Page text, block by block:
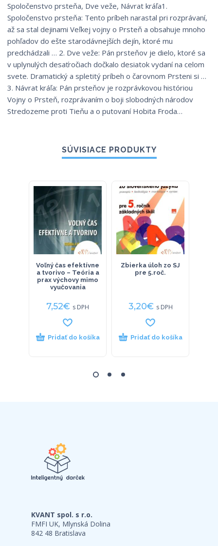
Spoločenstvo prsteňa, Dve veže, Návrat kráľa1.
Spoločenstvo prsteňa: Tento príbeh narastal pri rozprávaní,
až sa stal dejinami Veľkej vojny o Prsteň a obsahuje mnoho
pohľadov do ešte starodávnejších dejín, ktoré mu
predchádzali … 2. Dve veže: Pán prsteňov je dielo, ktoré sa
v uplynulých desaťročiach dočkalo desiatok vydaní na celom
svete. Dramatický a spletitý príbeh o čarovnom Prsteni si …
3. Návrat kráľa: Pán prsteňov je rozprávkovou históriou
Vojny o Prsteň, rozprávaním o boji slobodných národov
Stredozeme proti Tieňu a o putovaní Hobita Froda…
SÚVISIACE PRODUKTY
Voľný čas efektívne
a tvorivo – Teória a
prax výchovy mimo
vyučovania
7,52€ s DPH
Pridať do košíka
Zbierka úloh zo SJ
pre 5.roč.
3,20€ s DPH
Pridať do košíka
KVANT spol. s r.o.
FMFI UK, Mlynská Dolina
842 48 Bratislava